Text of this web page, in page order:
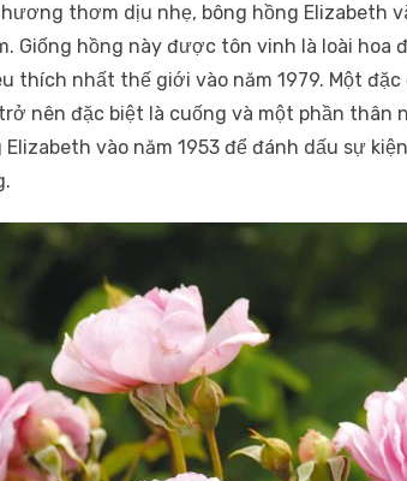
thơm dịu nhẹ, bông hồng Elizabeth
Giống hồng này được tôn vinh là loài hoa
thích nhất thế giới vào năm 1979. Một
nên đặc biệt là cuống và một phần thân
vào năm 1953 để đánh dấu sự